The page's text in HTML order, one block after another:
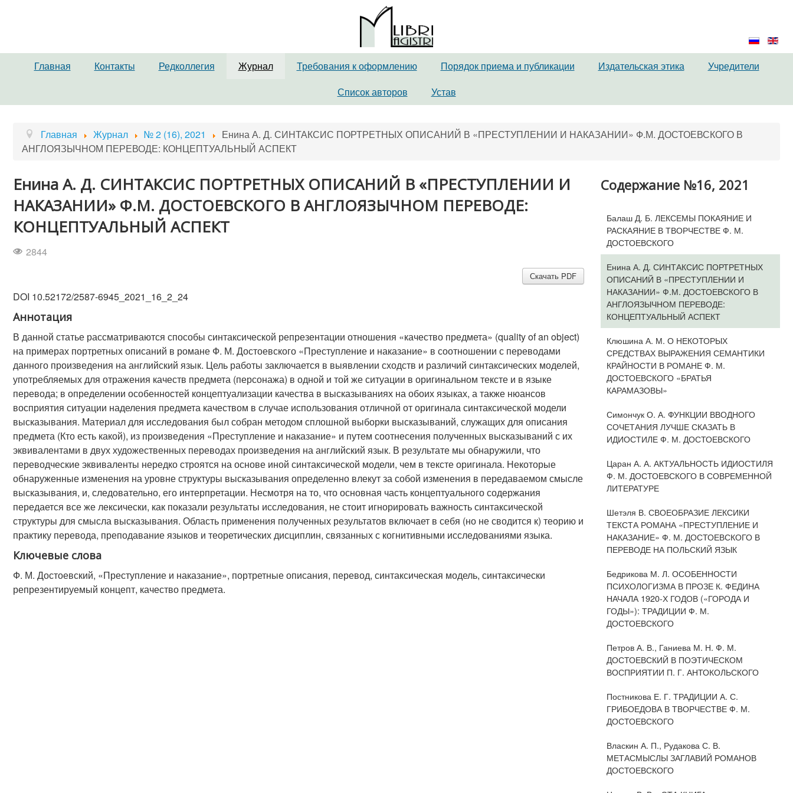
Главная Контакты Редколлегия Журнал Требования к оформлению Порядок приема и публикации Издательская этика
Учредители
Список авторов
Устав
Главная Журнал № 2 (16), 2021
Енина А. Д. СИНТАКСИС ПОРТРЕТНЫХ ОПИСАНИЙ В «ПРЕСТУПЛЕНИИ И НАКАЗАНИИ» Ф.М. ДОСТОЕВСКОГО В
АНГЛОЯЗЫЧНОМ ПЕРЕВОДЕ: КОНЦЕПТУАЛЬНЫЙ АСПЕКТ
Енина А. Д. СИНТАКСИС ПОРТРЕТНЫХ ОПИСАНИЙ В «ПРЕСТУПЛЕНИИ И
НАКАЗАНИИ» Ф.М. ДОСТОЕВСКОГО В АНГЛОЯЗЫЧНОМ ПЕРЕВОДЕ:
КОНЦЕПТУАЛЬНЫЙ АСПЕКТ
2844
Скачать PDF
DOI 10.52172/2587-6945_2021_16_2_24
Аннотация
В данной статье рассматриваются способы синтаксической репрезентации отношения «качество предмета» (quality of an object)
на примерах портретных описаний в романе Ф. М. Достоевского «Преступление и наказание» в соотношении с переводами
данного произведения на английский язык. Цель работы заключается в выявлении сходств и различий синтаксических моделей,
употребляемых для отражения качеств предмета (персонажа) в одной и той же ситуации в оригинальном тексте и в языке
перевода; в определении особенностей концептуализации качества в высказываниях на обоих языках, а также нюансов
восприятия ситуации наделения предмета качеством в случае использования отличной от оригинала синтаксической модели
высказывания. Материал для исследования был собран методом сплошной выборки высказываний, служащих для описания
предмета (Кто есть какой), из произведения «Преступление и наказание» и путем соотнесения полученных высказываний с их
эквивалентами в двух художественных переводах произведения на английский язык. В результате мы обнаружили, что
переводческие эквиваленты нередко строятся на основе иной синтаксической модели, чем в тексте оригинала. Некоторые
обнаруженные изменения на уровне структуры высказывания определенно влекут за собой изменения в передаваемом смысле
высказывания, и, следовательно, его интерпретации. Несмотря на то, что основная часть концептуального содержания
передается все же лексически, как показали результаты исследования, не стоит игнорировать важность синтаксической
структуры для смысла высказывания. Область применения полученных результатов включает в себя (но не сводится к) теорию и
практику перевода, преподавание языков и теоретических дисциплин, связанных с когнитивными исследованиями языка.
Ключевые слова
Ф. М. Достоевский, «Преступление и наказание», портретные описания, перевод, синтаксическая модель, синтаксически
репрезентируемый концепт, качество предмета.
Содержание №16, 2021
Балаш Д. Б. ЛЕКСЕМЫ ПОКАЯНИЕ И
РАСКАЯНИЕ В ТВОРЧЕСТВЕ Ф. М.
ДОСТОЕВСКОГО
Енина А. Д. СИНТАКСИС ПОРТРЕТНЫХ
ОПИСАНИЙ В «ПРЕСТУПЛЕНИИ И
НАКАЗАНИИ» Ф.М. ДОСТОЕВСКОГО В
АНГЛОЯЗЫЧНОМ ПЕРЕВОДЕ:
КОНЦЕПТУАЛЬНЫЙ АСПЕКТ
Клюшина А. М. О НЕКОТОРЫХ
СРЕДСТВАХ ВЫРАЖЕНИЯ СЕМАНТИКИ
КРАЙНОСТИ В РОМАНЕ Ф. М.
ДОСТОЕВСКОГО «БРАТЬЯ
КАРАМАЗОВЫ»
Симончук О. А. ФУНКЦИИ ВВОДНОГО
СОЧЕТАНИЯ ЛУЧШЕ СКАЗАТЬ В
ИДИОСТИЛЕ Ф. М. ДОСТОЕВСКОГО
Царан А. А. АКТУАЛЬНОСТЬ ИДИОСТИЛЯ
Ф. М. ДОСТОЕВСКОГО В СОВРЕМЕННОЙ
ЛИТЕРАТУРЕ
Шетэля В. СВОЕОБРАЗИЕ ЛЕКСИКИ
ТЕКСТА РОМАНА «ПРЕСТУПЛЕНИЕ И
НАКАЗАНИЕ» Ф. М. ДОСТОЕВСКОГО В
ПЕРЕВОДЕ НА ПОЛЬСКИЙ ЯЗЫК
Бедрикова М. Л. ОСОБЕННОСТИ
ПСИХОЛОГИЗМА В ПРОЗЕ К. ФЕДИНА
НАЧАЛА 1920-Х ГОДОВ («ГОРОДА И
ГОДЫ»): ТРАДИЦИИ Ф. М.
ДОСТОЕВСКОГО
Петров А. В., Ганиева М. Н. Ф. М.
ДОСТОЕВСКИЙ В ПОЭТИЧЕСКОМ
ВОСПРИЯТИИ П. Г. АНТОКОЛЬСКОГО
Постникова Е. Г. ТРАДИЦИИ А. С.
ГРИБОЕДОВА В ТВОРЧЕСТВЕ Ф. М.
ДОСТОЕВСКОГО
Власкин А. П., Рудакова С. В.
МЕТАСМЫСЛЫ ЗАГЛАВИЙ РОМАНОВ
ДОСТОЕВСКОГО